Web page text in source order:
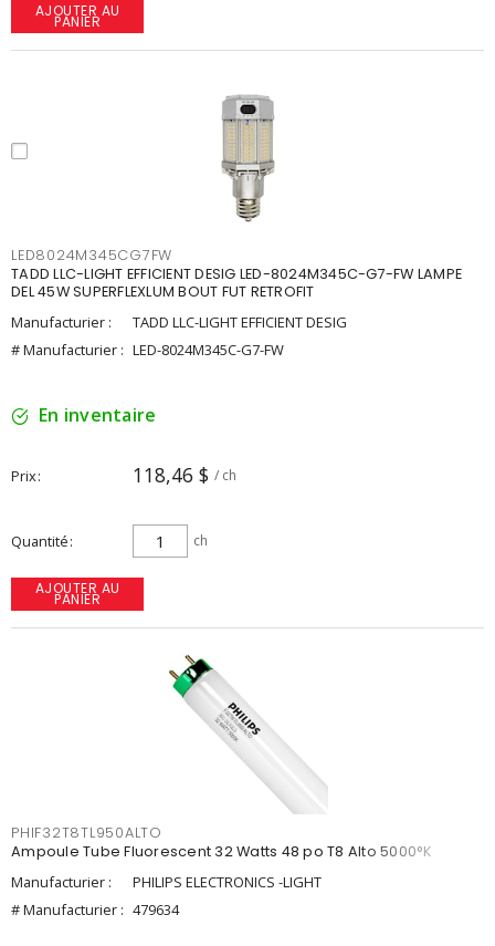
AJOUTER AU
PANIER
LED8024M345CG7FW
TADD LLC-LIGHT EFFICIENT DESIG LED-8024M345C-G7-FW LAMPE
DEL 45W SUPERFLEXLUM BOUT FUT RETROFIT
Manufacturier :
TADD LLC-LIGHT EFFICIENT DESIG
# Manufacturier : LED-8024M345C-G7-FW
En inventaire
Prix 118,46 $ / ch
Quantité ch
AJOUTER AU
PANIER
PHIF32T8TL950ALTO
Ampoule Tube Fluorescent 32 Watts 48 po T8 Alto 5000°K
Manufacturier :
PHILIPS ELECTRONICS -LIGHT
# Manufacturier : 479634